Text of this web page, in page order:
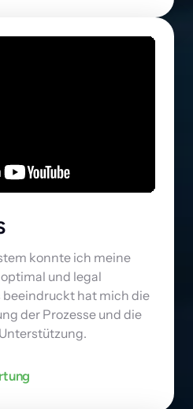
konnte ich meine
und legal
beeindruckt hat mich die
der Prozesse und die